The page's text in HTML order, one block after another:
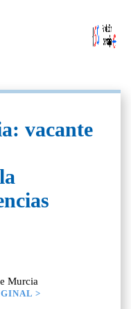
vacante
Murcia
>